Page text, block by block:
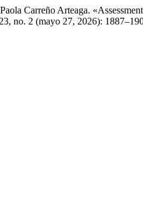
Carreño Arteaga.
23, no. 2 (mayo 27, 2026):